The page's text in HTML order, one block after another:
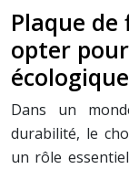
Plaque
opter
Dans un
durabilité, le
un rôle